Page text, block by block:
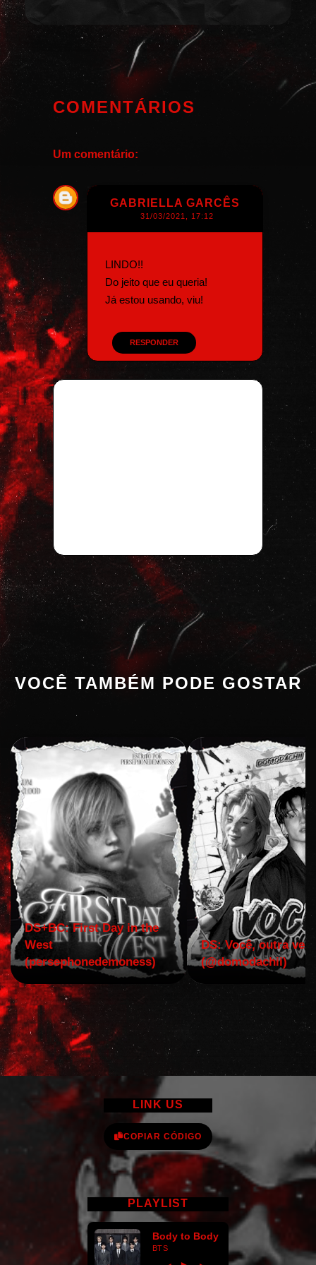
COMENTÁRIOS
Um comentário:
GABRIELLA GARCÊS
31/03/2021, 17:12
LINDO!!
Do jeito que eu queria!
Já estou usando, viu!
RESPONDER
VOCÊ TAMBÉM PODE GOSTAR
DS+BC: First Day in the
West
(persephonedemoness)
DS: Você, outra vez!
(@domodachii)
LINK US
COPIAR CÓDIGO
PLAYLIST
Body to Body
BTS